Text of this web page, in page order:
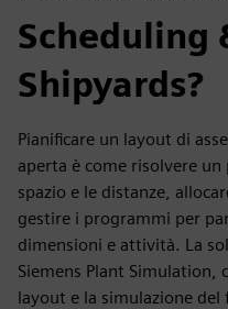
Scheduling
Shipyards?
Pianificare un layout di
aperta è come risolvere
spazio e le distanze,
gestire i programmi per
dimensioni e attività. La
Siemens Plant Simulation,
layout e la simulazione